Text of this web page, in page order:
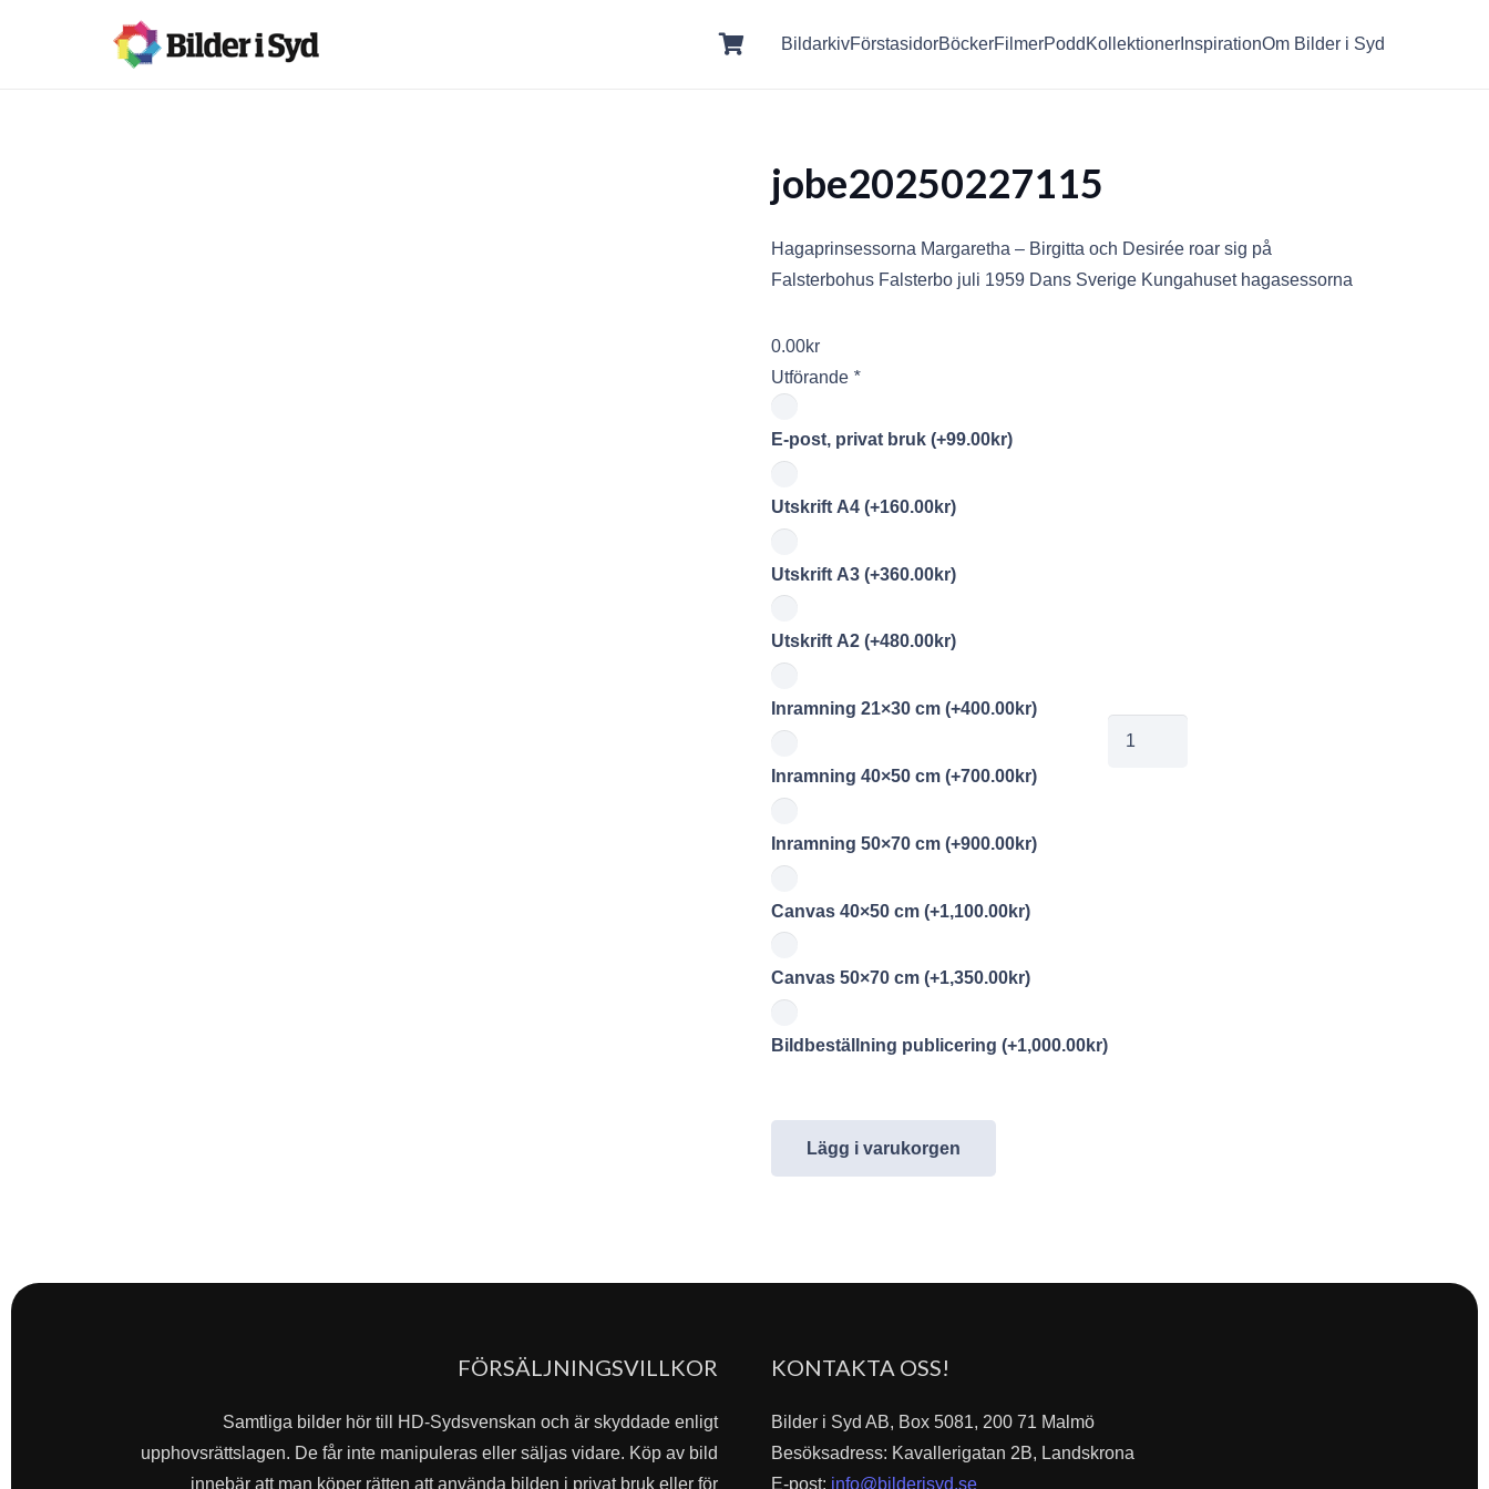
BildarkivFörstasidorBöckerFilmerPodd Kollektioner InspirationOm Bilder i Syd
jobe20250227115
Hagaprinsessorna Margaretha – Birgitta och Desirée roar sig på
Falsterbohus Falsterbo juli 1959 Dans Sverige Kungahuset hagasessorna
0.00kr
Utförande *
E-post, privat bruk (+99.00kr)
Utskrift A4 (+160.00kr)
Utskrift A3 (+360.00kr)
Utskrift A2 (+480.00kr)
Inramning 21×30 cm (+400.00kr)
Inramning 40×50 cm (+700.00kr)
Inramning 50×70 cm (+900.00kr)
Canvas 40×50 cm (+1,100.00kr)
Canvas 50×70 cm (+1,350.00kr)
Bildbeställning publicering (+1,000.00kr)
Lägg i varukorgen
FÖRSÄLJNINGSVILLKOR
Samtliga bilder hör till HD-Sydsvenskan och är skyddade enligt
upphovsrättslagen. De får inte manipuleras eller säljas vidare. Köp av bild
innebär att man köper rätten att använda bilden i privat bruk eller för
KONTAKTA OSS!
Bilder i Syd AB, Box 5081, 200 71 Malmö
Besöksadress: Kavallerigatan 2B, Landskrona
E-post: info@bilderisyd.se